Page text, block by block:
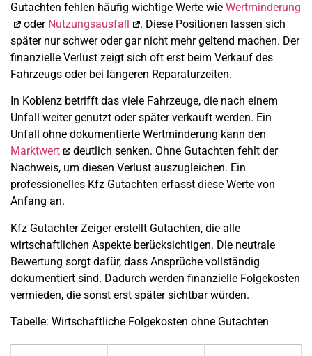
Gutachten fehlen häufig wichtige Werte wie Wertminderung
oder Nutzungsausfall
. Diese Positionen lassen sich
später nur schwer oder gar nicht mehr geltend machen. Der
finanzielle Verlust zeigt sich oft erst beim Verkauf des
Fahrzeugs oder bei längeren Reparaturzeiten.
In Koblenz betrifft das viele Fahrzeuge, die nach einem
Unfall weiter genutzt oder später verkauft werden. Ein
Unfall ohne dokumentierte Wertminderung kann den
Marktwert
deutlich senken. Ohne Gutachten fehlt der
Nachweis, um diesen Verlust auszugleichen. Ein
professionelles Kfz Gutachten erfasst diese Werte von
Anfang an.
Kfz Gutachter Zeiger erstellt Gutachten, die alle
wirtschaftlichen Aspekte berücksichtigen. Die neutrale
Bewertung sorgt dafür, dass Ansprüche vollständig
dokumentiert sind. Dadurch werden finanzielle Folgekosten
vermieden, die sonst erst später sichtbar würden.
Tabelle: Wirtschaftliche Folgekosten ohne Gutachten